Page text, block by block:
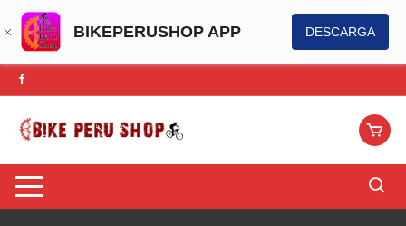
BIKEPERUSHOP APP DESCARGA
Saltar
al
contenido